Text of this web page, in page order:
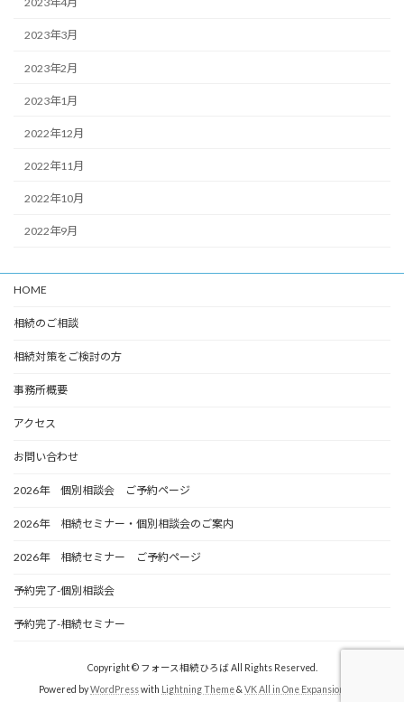
2023年3月
2023年2月
2023年1月
2022年12月
2022年11月
2022年10月
2022年9月
HOME
相続のご相談
相続対策をご検討の方
事務所概要
アクセス
お問い合わせ
2026年 個別相談会 ご予約ページ
2026年 相続セミナー・個別相談会のご案内
2026年 相続セミナー ご予約ページ
予約完了-個別相談会
予約完了-相続セミナー
Copyright © フォース相続ひろば All Rights Reserved.
Powered byWordPresswith Lightning Theme& VK All in One Expansion Unit